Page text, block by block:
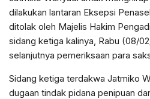
dilakukan lantaran Eksepsi
ditolak oleh Majelis Hakim
sidang ketiga kalinya, Rabu (08/
selanjutnya pemeriksaan para
Sidang ketiga terdakwa Jatmiko
dugaan tindak pidana penipuan